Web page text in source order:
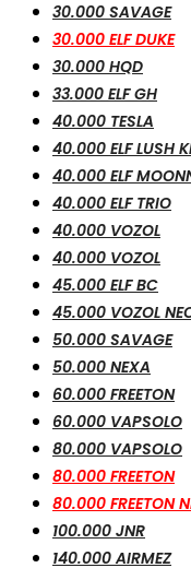
30.000 SAVAGE
30.000 ELF DUKE
30.000 HQD
33.000 ELF GH
40.000 TESLA
40.000 ELF LUSH
40.000 ELF
40.000 ELF TRIO
40.000 VOZOL
40.000 VOZOL
45.000 ELF BC
45.000 VOZOL
50.000 SAVAGE
50.000 NEXA
60.000 FREETON
60.000 VAPSOLO
80.000 VAPSOLO
80.000 FREETON
80.000 FREETON
100.000 JNR
140.000 AIRMEZ